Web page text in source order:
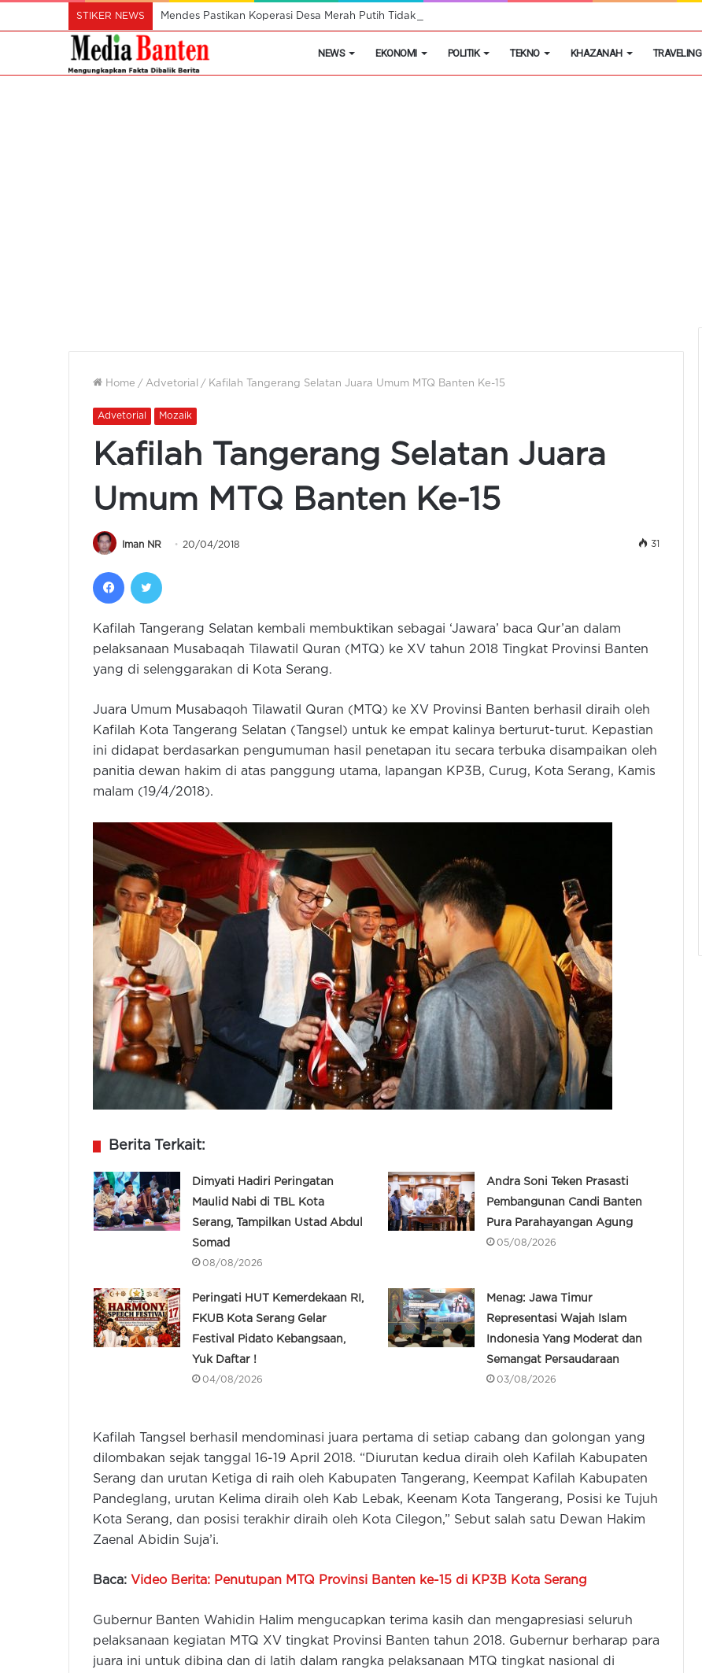
STIKER NEWS Mendes Pastikan Koperasi Desa Merah Putih Tidak Akan Menutup Warung Kelontongan di Desa
NEWS EKONOMI POLITIK TEKNO KHAZANAH TRAVELING
Home / Advetorial / Kafilah Tangerang Selatan Juara Umum MTQ Banten Ke-15
Advetorial Mozaik
Kafilah Tangerang Selatan Juara
Umum MTQ Banten Ke-15
Iman NR 20/04/2018 31
Facebook
Kafilah Tangerang Selatan kembali membuktikan sebagai ‘Jawara’ baca Qur’an dalam
pelaksanaan Musabaqah Tilawatil Quran (MTQ) ke XV tahun 2018 Tingkat Provinsi Banten
yang di selenggarakan di Kota Serang.
Juara Umum Musabaqoh Tilawatil Quran (MTQ) ke XV Provinsi Banten berhasil diraih oleh
Kafilah Kota Tangerang Selatan (Tangsel) untuk ke empat kalinya berturut-turut. Kepastian
ini didapat berdasarkan pengumuman hasil penetapan itu secara terbuka disampaikan oleh
panitia dewan hakim di atas panggung utama, lapangan KP3B, Curug, Kota Serang, Kamis
malam (19/4/2018).
Berita Terkait:
Dimyati Hadiri Peringatan
Maulid Nabi di TBL Kota
Serang, Tampilkan Ustad Abdul
Somad
08/08/2026
Andra Soni Teken Prasasti
Pembangunan Candi Banten
Pura Parahayangan Agung
05/08/2026
Peringati HUT Kemerdekaan RI,
FKUB Kota Serang Gelar
Festival Pidato Kebangsaan,
Yuk Daftar !
04/08/2026
Menag: Jawa Timur
Representasi Wajah Islam
Indonesia Yang Moderat dan
Semangat Persaudaraan
03/08/2026
Kafilah Tangsel berhasil mendominasi juara pertama di setiap cabang dan golongan yang
dilombakan sejak tanggal 16-19 April 2018. “Diurutan kedua diraih oleh Kafilah Kabupaten
Serang dan urutan Ketiga di raih oleh Kabupaten Tangerang, Keempat Kafilah Kabupaten
Pandeglang, urutan Kelima diraih oleh Kab Lebak, Keenam Kota Tangerang, Posisi ke Tujuh
Kota Serang, dan posisi terakhir diraih oleh Kota Cilegon,” Sebut salah satu Dewan Hakim
Zaenal Abidin Suja’i.
Baca: Video Berita: Penutupan MTQ Provinsi Banten ke-15 di KP3B Kota Serang
Gubernur Banten Wahidin Halim mengucapkan terima kasih dan mengapresiasi seluruh
pelaksanaan kegiatan MTQ XV tingkat Provinsi Banten tahun 2018. Gubernur berharap para
juara ini untuk dibina dan di latih dalam rangka pelaksanaan MTQ tingkat nasional di